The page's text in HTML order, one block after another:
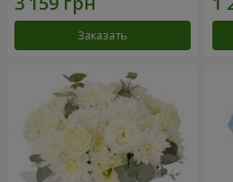
Заказать